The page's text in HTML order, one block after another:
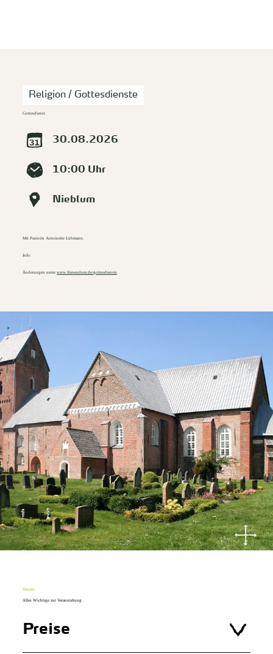
Religion / Gottesdienste
Gottesdienst
30.08.2026
10:00 Uhr
Nieblum
Mit Pastorin Antoinette Lühmann.
Info:
Änderungen unterwww.friesendom.de/gottesdienste
Details
Alles Wichtige zur Veranstaltung
Preise